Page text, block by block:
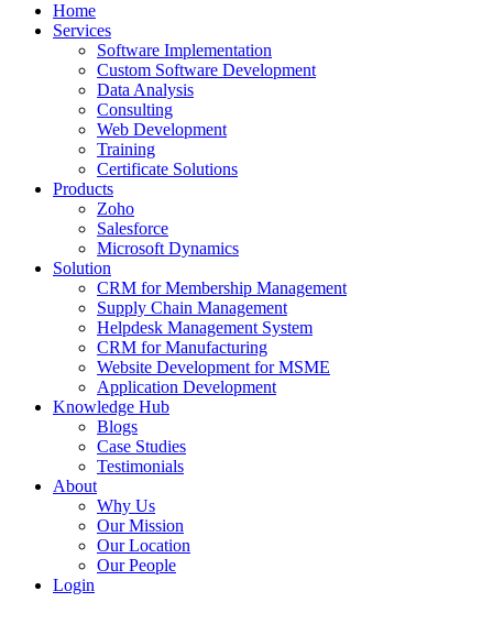
Home
Services
Software Implementation
Custom Software Development
Data Analysis
Consulting
Web Development
Training
Certificate Solutions
Products
Zoho
Salesforce
Microsoft Dynamics
Solution
CRM for Membership Management
Supply Chain Management
Helpdesk Management System
CRM for Manufacturing
Website Development for MSME
Application Development
Knowledge Hub
Blogs
Case Studies
Testimonials
About
Why Us
Our Mission
Our Location
Our People
Login